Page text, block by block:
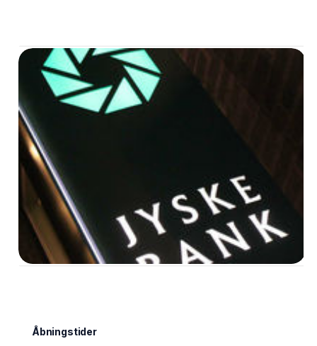
Åbningstider